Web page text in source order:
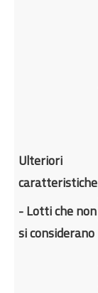
Ulteriori
caratteristiche
- Lotti che non
si considerano